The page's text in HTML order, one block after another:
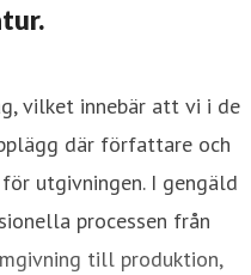
vilket innebär att vi i de
där författare och
utgivningen. I gengäld
processen från
till produktion,